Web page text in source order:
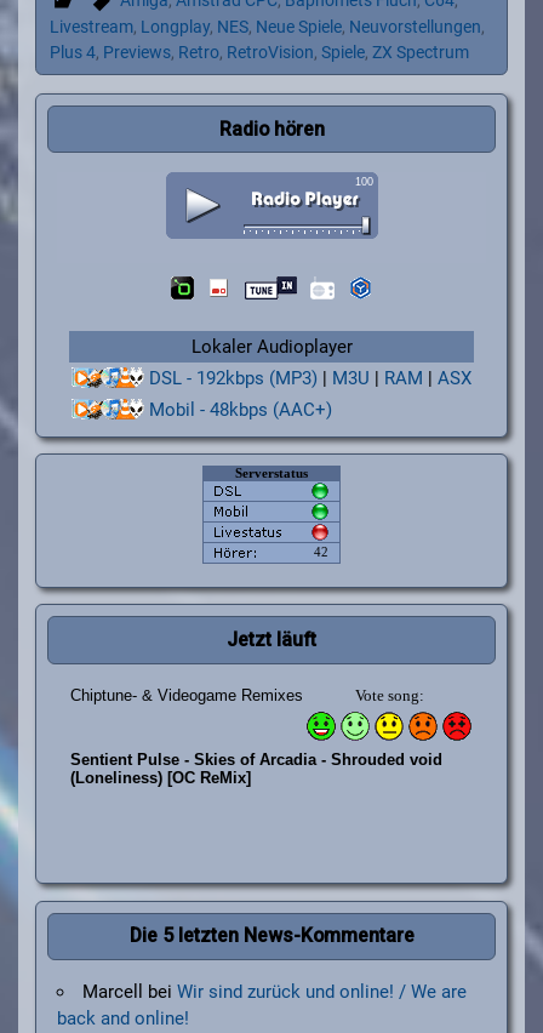
Livestream, Longplay, NES, Neue Spiele, Neuvorstellungen,
Plus 4, Previews, Retro, RetroVision,Spiele,ZX Spectrum
Radio hören
Lokaler Audioplayer
DSL - 192kbps (MP3) | M3U | RAM | ASX
Mobil - 48kbps (AAC+)
Jetzt läuft
Die 5 letzten News-Kommentare
Marcell bei Wir sind zurück und online! / We are
back and online!